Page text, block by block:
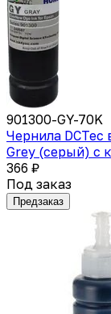
901300-GY-70K
Чернила
Grey (серый) с
366 ₽
Под заказ
Предзаказ